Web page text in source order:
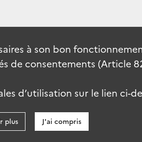
à son bon
de consentements (Article
d’utilisation sur le lien ci-
plus J'ai compris